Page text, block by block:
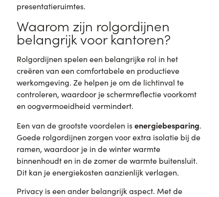
presentatieruimtes.
Waarom zijn rolgordijnen
belangrijk voor kantoren?
Rolgordijnen spelen een belangrijke rol in het
creëren van een comfortabele en productieve
werkomgeving. Ze helpen je om de lichtinval te
controleren, waardoor je schermreflectie voorkomt
en oogvermoeidheid vermindert.
Een van de grootste voordelen isenergiebesparing.
Goede rolgordijnen zorgen voor extra isolatie bij de
ramen, waardoor je in de winter warmte
binnenhoudt en in de zomer de warmte buitensluit.
Dit kan je energiekosten aanzienlijk verlagen.
Privacy is een ander belangrijk aspect. Met de